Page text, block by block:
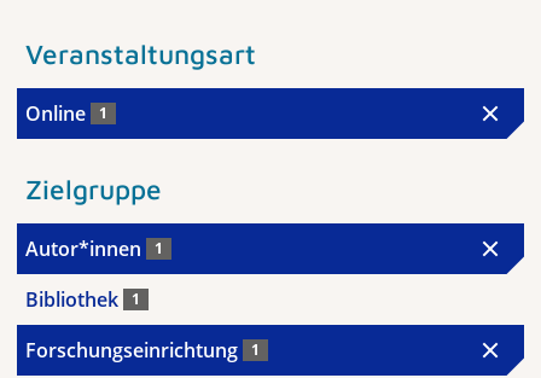
Veranstaltungsart
Online 1
Zielgruppe
Autor*innen 1
Bibliothek 1
Forschungseinrichtung 1